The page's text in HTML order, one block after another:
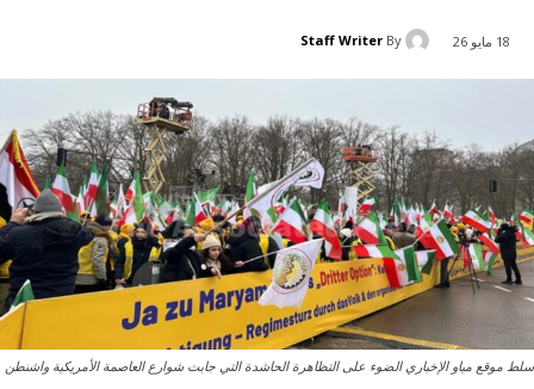
18 مايو 26 By
Staff Writer
سلط موقع مياو الإخباري الضوء على التظاهرة الحاشدة التي جابت شوارع العاصمة الأمريكية واشنطن